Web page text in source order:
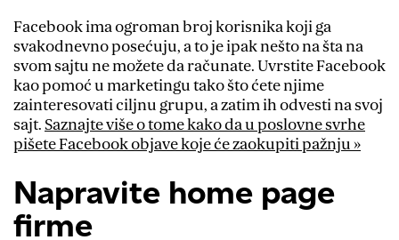
Facebook ima ogroman broj korisnika koji ga
svakodnevno posećuju, a to je ipak nešto na šta na
svom sajtu ne možete da računate. Uvrstite Facebook
kao pomoć u marketingu tako što ćete njime
zainteresovati ciljnu grupu, a zatim ih odvesti na svoj
sajt.Saznajte više o tome kako da u poslovne svrhe
pišete Facebook objave koje će zaokupiti pažnju »
Napravite home page
firme